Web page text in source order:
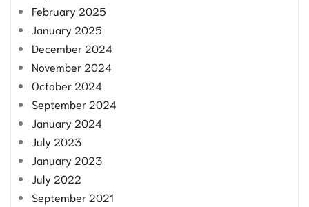
February 2025
January 2025
December 2024
November 2024
October 2024
September 2024
January 2024
July 2023
January 2023
July 2022
September 2021